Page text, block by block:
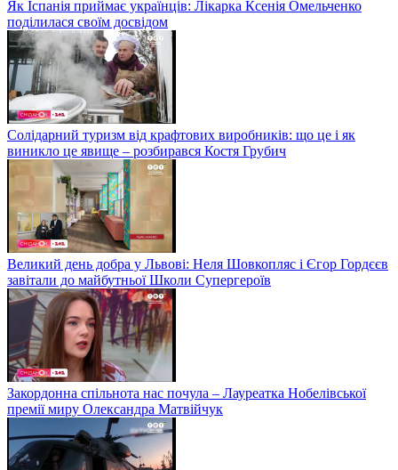
Як Іспанія приймає українців: Лікарка Ксенія Омельченко
поділилася своїм досвідом
Солідарний туризм від крафтових виробників: що це і як
виникло це явище – розбирався Костя Грубич
Великий день добра у Львові: Неля Шовкопляс і Єгор Гордєєв
завітали до майбутньої Школи Супергероїв
Закордонна спільнота нас почула – Лауреатка Нобелівської
премії миру Олександра Матвійчук